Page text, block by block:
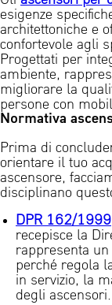
esigenze
architettoniche e
confortevole agli
Progettati per
ambiente,
migliorare la
persone con
Normativa
Prima di
orientare il tuo
ascensore,
disciplinano
DPR 162/1999
recepisce la
rappresenta
perché regola
in servizio, la
degli ascensori.